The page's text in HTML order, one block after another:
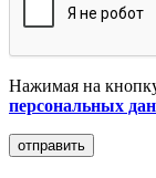
Нажимая на
персональных